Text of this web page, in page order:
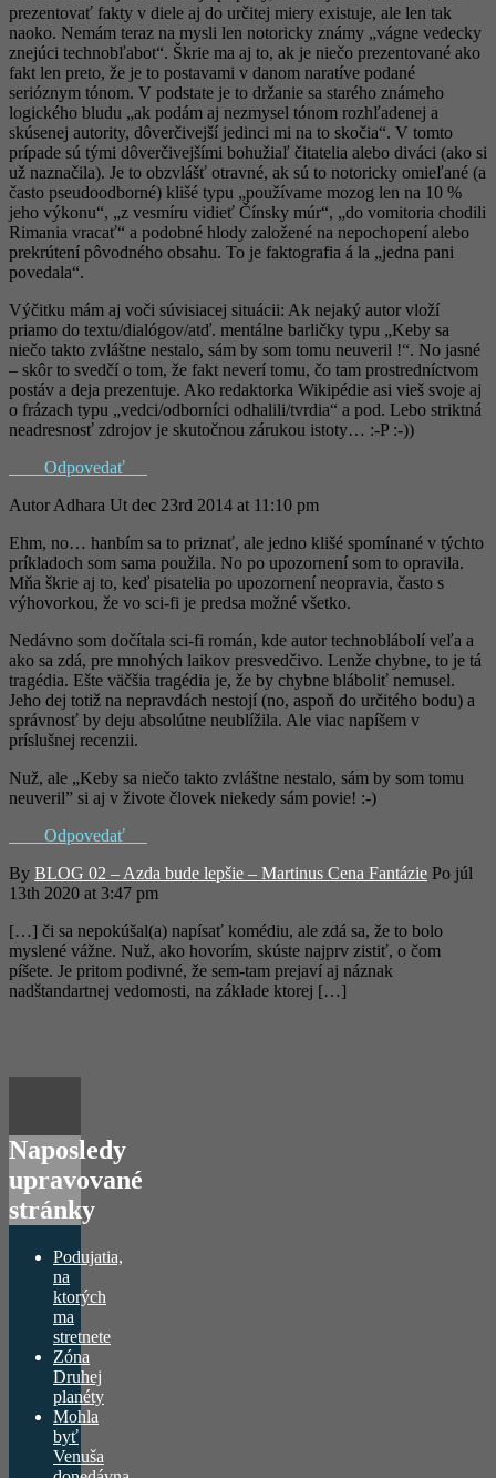
prezentovať fakty v diele aj do určitej miery existuje, ale len tak
naoko. Nemám teraz na mysli len notoricky známy „vágne vedecky
znejúci technobľabot“. Škrie ma aj to, ak je niečo prezentované ako
fakt len preto, že je to postavami v danom naratíve podané
serióznym tónom. V podstate je to držanie sa starého známeho
logického bludu „ak podám aj nezmysel tónom rozhľadenej a
skúsenej autority, dôverčivejší jedinci mi na to skočia“. V tomto
prípade sú tými dôverčivejšími bohužiaľ čitatelia alebo diváci (ako si
už naznačila). Je to obzvlášť otravné, ak sú to notoricky omieľané (a
často pseudoodborné) klišé typu „používame mozog len na 10 %
jeho výkonu“, „z vesmíru vidieť Čínsky múr“, „do vomitoria chodili
Rimania vracať“ a podobné hlody založené na nepochopení alebo
prekrútení pôvodného obsahu. To je faktografia á la „jedna pani
povedala“.
Výčitku mám aj voči súvisiacej situácii: Ak nejaký autor vloží
priamo do textu/dialógov/atď. mentálne barličky typu „Keby sa
niečo takto zvláštne nestalo, sám by som tomu neuveril !“. No jasné
– skôr to svedčí o tom, že fakt neverí tomu, čo tam prostredníctvom
postáv a deja prezentuje. Ako redaktorka Wikipédie asi vieš svoje aj
o frázach typu „vedci/odborníci odhalili/tvrdia“ a pod. Lebo striktná
neadresnosť zdrojov je skutočnou zárukou istoty… :-P :-))
Odpovedať
Autor Adhara Ut dec 23rd 2014 at 11:10 pm
Ehm, no… hanbím sa to priznať, ale jedno klišé spomínané v týchto
príkladoch som sama použila. No po upozornení som to opravila.
Mňa škrie aj to, keď pisatelia po upozornení neopravia, často s
výhovorkou, že vo sci-fi je predsa možné všetko.
Nedávno som dočítala sci-fi román, kde autor technoblábolí veľa a
ako sa zdá, pre mnohých laikov presvedčivo. Lenže chybne, to je tá
tragédia. Ešte väčšia tragédia je, že by chybne bláboliť nemusel.
Jeho dej totiž na nepravdách nestojí (no, aspoň do určitého bodu) a
správnosť by deju absolútne neublížila. Ale viac napíšem v
príslušnej recenzii.
Nuž, ale „Keby sa niečo takto zvláštne nestalo, sám by som tomu
neuveril” si aj v živote človek niekedy sám povie! :-)
Odpovedať
By BLOG 02 – Azda bude lepšie – Martinus Cena Fantázie Po júl
13th 2020 at 3:47 pm
[…] či sa nepokúšal(a) napísať komédiu, ale zdá sa, že to bolo
myslené vážne. Nuž, ako hovorím, skúste najprv zistiť, o čom
píšete. Je pritom podivné, že sem-tam prejaví aj náznak
nadštandartnej vedomosti, na základe ktorej […]
Naposledy
upravované
stránky
Podujatia,
na
ktorých
ma
stretnete
Zóna
Druhej
planéty
Mohla
byť
Venuša